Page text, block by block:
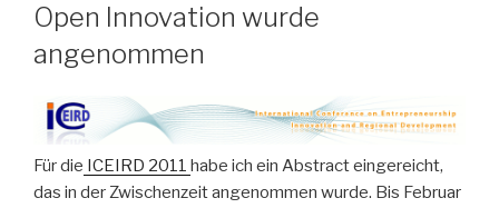
Open Innovation wurde
angenommen
Für die ICEIRD 2011 habe ich ein Abstract eingereicht,
das in der Zwischenzeit angenommen wurde. Bis Februar